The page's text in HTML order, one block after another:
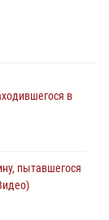
в
пытавшегося